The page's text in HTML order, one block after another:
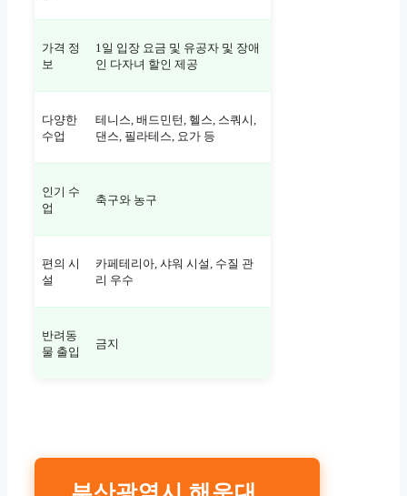
가격 정
보
1일 입장 요금 및 유공자 및 장애
인 다자녀 할인 제공
다양한
수업
테니스, 배드민턴, 헬스, 스쿼시,
댄스, 필라테스, 요가 등
인기 수
업
축구와 농구
편의 시
설
카페테리아, 샤워 시설, 수질 관
리 우수
반려동
물 출입
금지